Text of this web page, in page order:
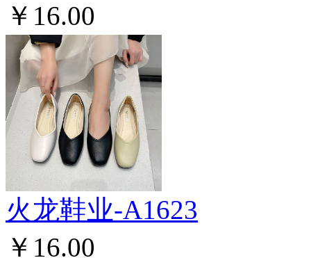
￥16.00
火龙鞋业-A1623
￥16.00